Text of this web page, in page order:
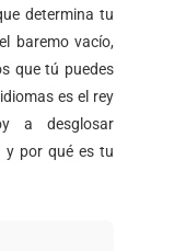
determina tu
baremo vacío,
que tú puedes
es el rey
a desglosar
y por qué es tu